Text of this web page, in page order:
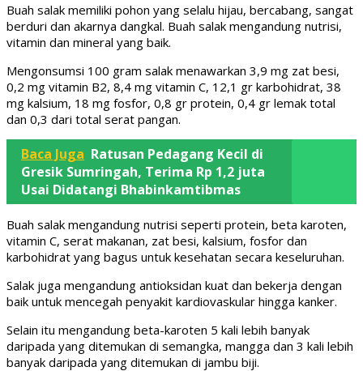
Buah salak memiliki pohon yang selalu hijau, bercabang, sangat
berduri dan akarnya dangkal. Buah salak mengandung nutrisi,
vitamin dan mineral yang baik.
Mengonsumsi 100 gram salak menawarkan 3,9 mg zat besi,
0,2 mg vitamin B2, 8,4 mg vitamin C, 12,1 gr karbohidrat, 38
mg kalsium, 18 mg fosfor, 0,8 gr protein, 0,4 gr lemak total
dan 0,3 dari total serat pangan.
Baca Juga Ratusan Pedagang Kecil di
Gresik Sumringah, Terima Rp 1,2 juta
Usai Didatangi Bhabinkamtibmas
Buah salak mengandung nutrisi seperti protein, beta karoten,
vitamin C, serat makanan, zat besi, kalsium, fosfor dan
karbohidrat yang bagus untuk kesehatan secara keseluruhan.
Salak juga mengandung antioksidan kuat dan bekerja dengan
baik untuk mencegah penyakit kardiovaskular hingga kanker.
Selain itu mengandung beta-karoten 5 kali lebih banyak
daripada yang ditemukan di semangka, mangga dan 3 kali lebih
banyak daripada yang ditemukan di jambu biji.